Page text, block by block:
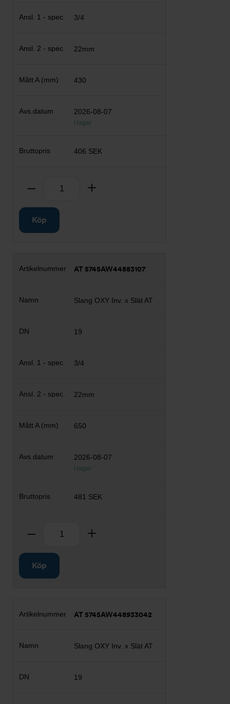
3/4
22mm
430
2026-08-07
I lager
406 SEK
Ta bort
Köp
AT 5745AW44883107
Slang OXY Inv. x Slät AT
19
3/4
22mm
650
2026-08-07
I lager
481 SEK
Ta bort
Köp
AT 5745AW448933042
Slang OXY Inv. x Slät AT
19